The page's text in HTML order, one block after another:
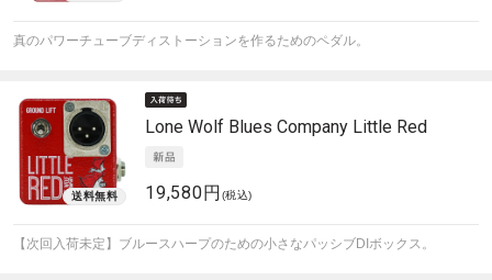
真のパワーチューブディストーションを作るためのペダル。
Lone Wolf Blues Company Little Red
19,580円 (税込)
【次回入荷未定】ブルースハープのための小さなパッシブDIボックス。